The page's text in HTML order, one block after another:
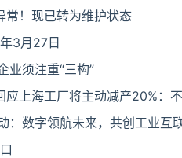
常！现已转为维护状态
3月27日
业须注重“三构”
应上海工厂将主动减产20%：
马逊对中高层下手，裁员人数
：数字领航未来，共创工业互